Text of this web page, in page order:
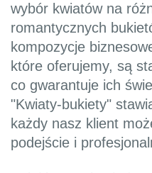
wybór kwiatów na
romantycznych
kompozycje
które oferujemy, są
co gwarantuje ich
"Kwiaty-bukiety"
każdy nasz klient
podejście i